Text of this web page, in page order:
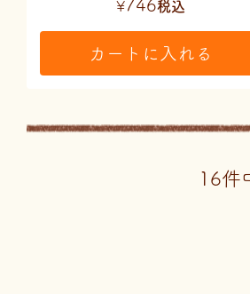
¥746税込
カートに入れる
16件